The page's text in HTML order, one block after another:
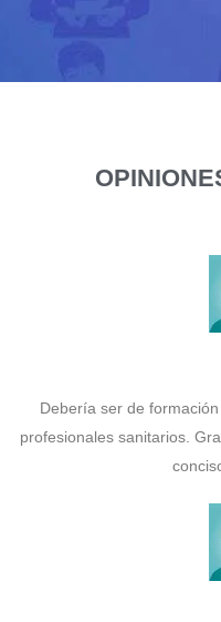
Debería ser de
profesionales sanitarios.